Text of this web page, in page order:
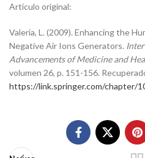
Artículo original:
Valeria, L. (2009). Enhancing the
Negative Air Ions Generators.
Advancements of Medicine and
volumen 26, p. 151-156.
https://link.springer.com/chapter/